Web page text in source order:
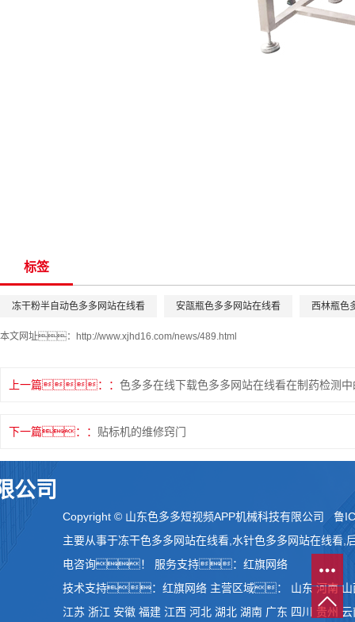
标签
冻干粉半自动色多多网站在线看 安瓿瓶色多多网站在线看 西林瓶色
本文网址： http://www.xjhd16.com/news/489.html
上一篇： 色多多在线下载色多多网站在线看在制药检测
下一篇： 贴标机的维修窍门
公司
Copyright © 山东色多多短视频APP机械科技有限公司 鲁
主要从事于冻干色多多网站在线看 水针色多多网站在线看
电咨询！ 服务支持： 红旗网络
技术支持： 红旗网络 主营区域： 山东 河南 山
江苏 浙江 安徽 福建 江西 河北 湖北 湖南 广东 四川 贵州